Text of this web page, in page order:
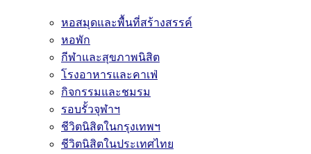
หอสมุดและพื้นที่สร้างสรรค์
หอพัก
กีฬาและสุขภาพนิสิต
โรงอาหารและคาเฟ่
กิจกรรมและชมรม
รอบรั้วจุฬาฯ
ชีวิตนิสิตในกรุงเทพฯ
ชีวิตนิสิตในประเทศไทย